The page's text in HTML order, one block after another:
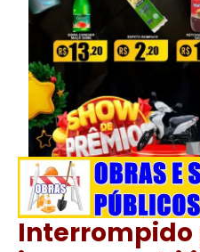
Interrompido